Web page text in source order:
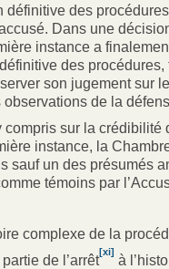
définitive des
Dans une
instance a
des procédures,
son jugement sur
de la
sur la crédibilité
instance, la
sauf un des présumés
témoins par
complexe de la
de l’arrêt[xi] à